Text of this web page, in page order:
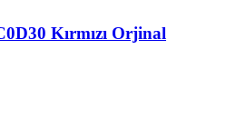
Kırmızı Orjinal